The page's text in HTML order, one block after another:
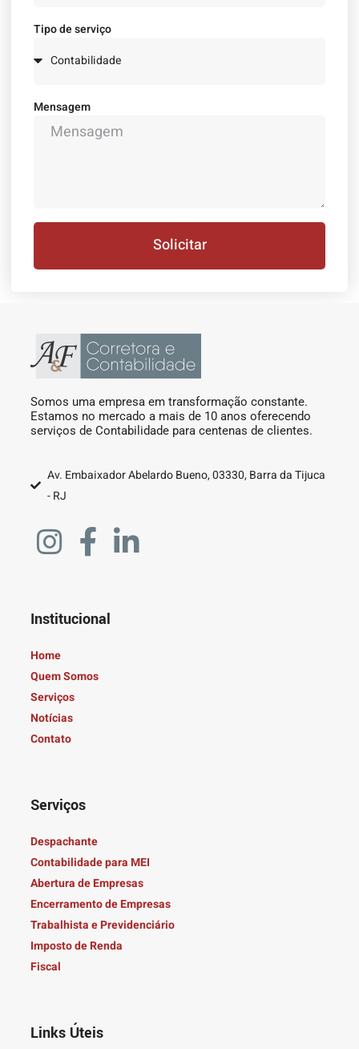
Tipo de serviço
Mensagem
Solicitar
Somos uma empresa em transformação constante.
Estamos no mercado a mais de 10 anos oferecendo
serviços de Contabilidade para centenas de clientes.
Av. Embaixador Abelardo Bueno, 03330, Barra da Tijuca
- RJ
Institucional
Home
Quem Somos
Serviços
Notícias
Contato
Serviços
Despachante
Contabilidade para MEI
Abertura de Empresas
Encerramento de Empresas
Trabalhista e Previdenciário
Imposto de Renda
Fiscal
Links Úteis